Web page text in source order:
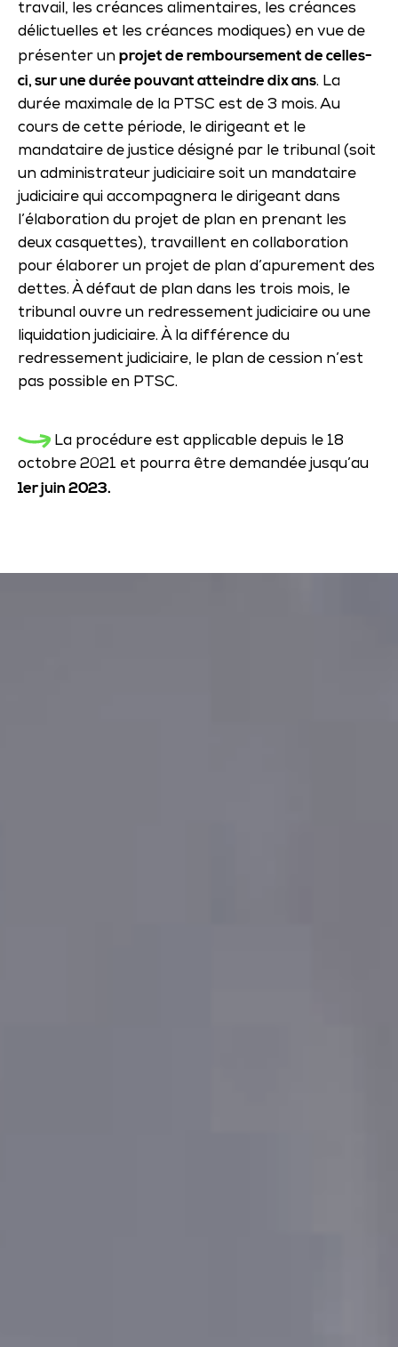
travail, les créances alimentaires, les créances
délictuelles et les créances modiques) en vue de
présenter un projet de remboursement de celles-
ci, sur une durée pouvant atteindre dix ans. La
durée maximale de la PTSC est de 3 mois. Au
cours de cette période, le dirigeant et le
mandataire de justice désigné par le tribunal (soit
un administrateur judiciaire soit un mandataire
judiciaire qui accompagnera le dirigeant dans
l’élaboration du projet de plan en prenant les
deux casquettes), travaillent en collaboration
pour élaborer un projet de plan d’apurement des
dettes. À défaut de plan dans les trois mois, le
tribunal ouvre un redressement judiciaire ou une
liquidation judiciaire. À la différence du
redressement judiciaire, le plan de cession n’est
pas possible en PTSC.
La procédure est applicable depuis le 18
octobre 2021 et pourra être demandée jusqu’au
1er juin 2023.